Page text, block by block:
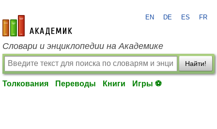
academic.ru
EN DE ES FR
Словари и энциклопедии на Академике
Найти!
Толкования Переводы Книги Игры ⚽